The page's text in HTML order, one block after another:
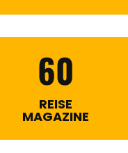
60
REISE
MAGAZINE